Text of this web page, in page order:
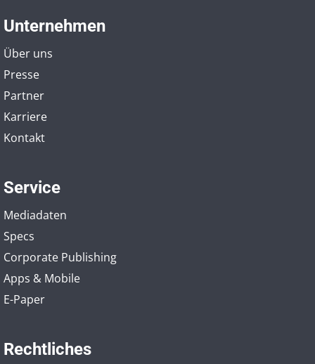
Unternehmen
Über uns
Presse
Partner
Karriere
Kontakt
Service
Mediadaten
Specs
Corporate Publishing
Apps & Mobile
E-Paper
Rechtliches